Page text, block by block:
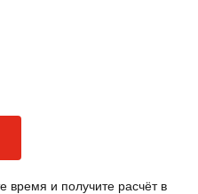
время и получите расчёт в